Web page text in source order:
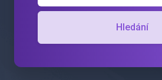
Hledání